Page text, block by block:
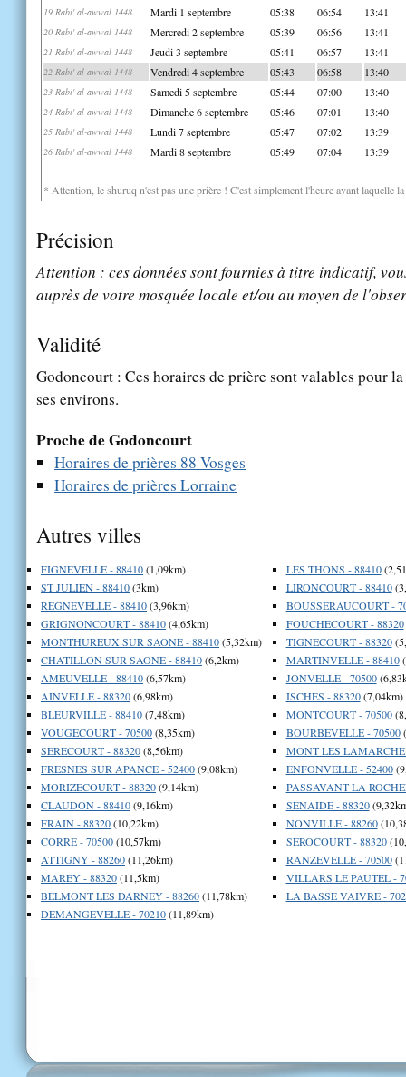
19 Rabi' al-awwal 1448 Mardi 1 septembre 05:38 06:54 13:41
20 Rabi' al-awwal 1448 Mercredi 2 septembre 05:39 06:56 13:41
21 Rabi' al-awwal 1448 Jeudi 3 septembre 05:41 06:57 13:41
22 Rabi' al-awwal 1448 Vendredi 4 septembre 05:43 06:58 13:40
23 Rabi' al-awwal 1448 Samedi 5 septembre 05:44 07:00 13:40
24 Rabi' al-awwal 1448 Dimanche 6 septembre 05:46 07:01 13:40
25 Rabi' al-awwal 1448 Lundi 7 septembre 05:47 07:02 13:39
26 Rabi' al-awwal 1448 Mardi 8 septembre 05:49 07:04 13:39
* Attention, le shuruq n'est pas une prière ! C'est simplement l'heure avant laquelle
Précision
Attention : ces données sont fournies à titre indicatif,
auprès de votre mosquée locale et/ou au moyen de
Validité
Godoncourt : Ces horaires de prière sont valables pour
ses environs.
Proche de Godoncourt
Horaires de prières 88 Vosges
Horaires de prières Lorraine
Autres villes
FIGNEVELLE - 88410(1,09km)
ST JULIEN - 88410(3km)
REGNEVELLE - 88410(3,96km)
GRIGNONCOURT - 88410(4,65km)
MONTHUREUX SUR SAONE - 88410(5,32km)
CHATILLON SUR SAONE - 88410(6,2km)
AMEUVELLE - 88410(6,57km)
AINVELLE - 88320(6,98km)
BLEURVILLE - 88410(7,48km)
VOUGECOURT - 70500(8,35km)
SERECOURT - 88320(8,56km)
FRESNES SUR APANCE - 52400(9,08km)
MORIZECOURT - 88320(9,14km)
CLAUDON - 88410(9,16km)
FRAIN - 88320(10,22km)
CORRE - 70500(10,57km)
ATTIGNY - 88260(11,26km)
MAREY - 88320(11,5km)
BELMONT LES DARNEY - 88260(11,78km)
DEMANGEVELLE - 70210(11,89km)
LES THONS - 88410
LIRONCOURT - 88410
BOUSSERAUCOURT -
FOUCHECOURT - 88320
TIGNECOURT - 88320
MARTINVELLE - 88410
JONVELLE - 70500
ISCHES - 88320(7,04km)
MONTCOURT - 70500
BOURBEVELLE - 70500
MONT LES LAMARCHE
ENFONVELLE - 52400
PASSAVANT LA
SENAIDE - 88320
NONVILLE - 88260
SEROCOURT - 88320
RANZEVELLE - 70500
VILLARS LE PAUTEL -
LA BASSE VAIVRE -